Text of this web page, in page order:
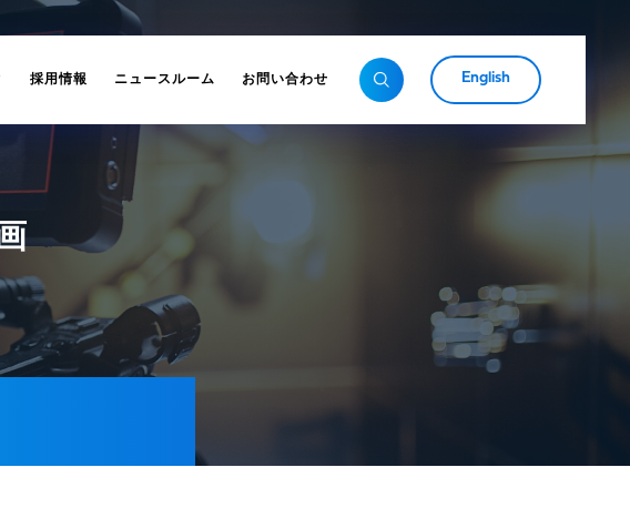
採用情報 ニュースルーム お問い合わせ English